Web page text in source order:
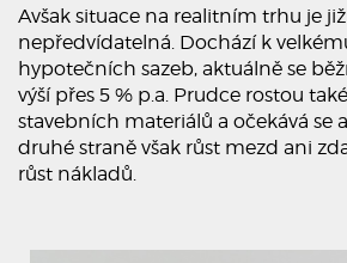
Avšak situace na realitním trhu je
nepředvídatelná. Dochází k
hypotečních sazeb, aktuálně se
výší přes 5 % p.a. Prudce rostou
stavebních materiálů a očekává se
druhé straně však růst mezd ani
růst nákladů.